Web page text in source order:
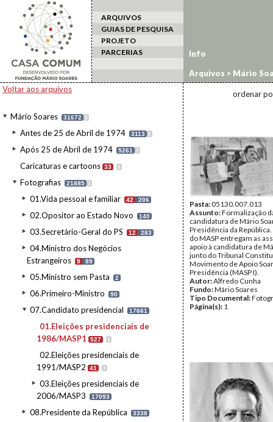
ARQUIVOS
GUIAS DE PESQUISA
PROJETO
PARCERIAS
Voltar aos arquivos
Mário Soares 31672 I
Antes de 25 de Abril de 1974 3113 I
Após 25 de Abril de 1974 5261 I
Caricaturas e cartoons 33 I
Fotografias 21885 I
01.Vida pessoal e familiar 42 206
02.Opositor ao Estado Novo 140
03.Secretário-Geral do PS 12 283
04.Ministro dos Negócios
Estrangeiros
9 89
05.Ministro sem Pasta 2
06.Primeiro-Ministro 90
07.Candidato presidencial 17661
01.Eleições presidenciais de
1986/MASP1
527 I
02.Eleições presidenciais de
1991/MASP2
41 I
03.Eleições presidenciais de
2006/MASP3
17093
08.Presidente da República 3338
Info
Arquivos > Mário
1986/MASP1
ordenar
Pasta:05130.007.013
Assunto:Formalização
candidatura de Mário
Presidência da
do MASP entregam as
apoio à candidatura de
junto do Tribunal
Movimento de Apoio
Presidência (MASP I).
Autor:Alfredo Cunha
Fundo:Mário Soares
Tipo Documental:
Página(s): 1